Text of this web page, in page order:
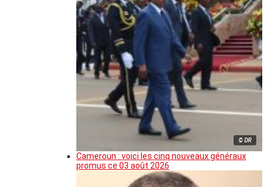
© DR
Cameroun : voici les cinq nouveaux généraux
promus ce 03 août 2026